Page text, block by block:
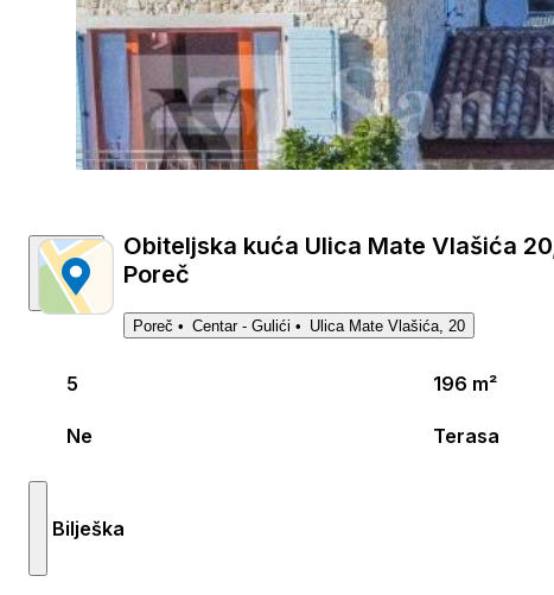
Obiteljska kuća Ulica Mate Vlašića
Poreč
Poreč Centar - Gulići Ulica Mate Vlašića, 20
5 196 m²
Ne Terasa
Bilješka